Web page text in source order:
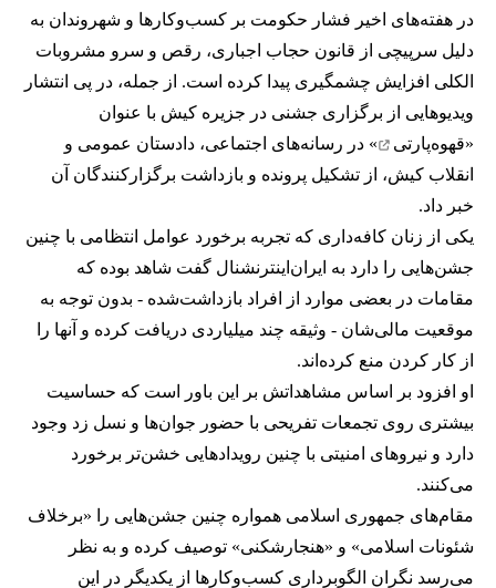
در هفته‌های اخیر فشار حکومت بر کسب‌وکارها و شهروندان به
دلیل سرپیچی از قانون حجاب اجباری، رقص و سرو مشروبات
الکلی افزایش چشمگیری پیدا کرده است. از جمله، در پی انتشار
ویدیوهایی از برگزاری جشنی در جزیره کیش با عنوان
«قهوه‌پارتی
» در رسانه‌های اجتماعی، دادستان عمومی و
انقلاب کیش، از تشکیل پرونده و بازداشت برگزارکنندگان آن
خبر داد.
یکی از زنان کافه‌داری که تجربه برخورد عوامل انتظامی با چنین
جشن‌هایی را دارد به ایران‌اینترنشنال گفت شاهد بوده که
مقامات در بعضی موارد از افراد بازداشت‌‌شده - بدون توجه به
موقعیت مالی‌شان - وثیقه چند میلیاردی دریافت کرده و آنها را
از کار کردن منع کرده‌اند.
او افزود بر اساس مشاهداتش بر این باور است که حساسیت
بیشتری روی تجمعات تفریحی با حضور جوان‌ها و نسل زد وجود
دارد و نیروهای امنیتی با چنین رویدادهایی خشن‌تر برخورد
می‌کنند.
مقام‌های جمهوری اسلامی همواره چنین جشن‌هایی را «برخلاف
شئونات اسلامی» و «هنجارشکنی» توصیف کرده و به نظر
می‌رسد نگران الگوبرداری کسب‌وکارها از یکدیگر در این